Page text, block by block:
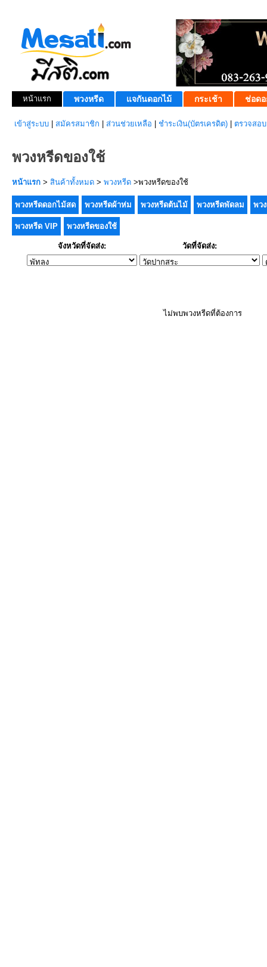
หน้าแรก พวงหรีด แจกันดอกไม้ กระเช้า ช่อดอ
เข้าสู่ระบบ สมัครสมาชิก ส่วนช่วยเหลือ ชำระเงิน(บัตรเครดิต) ตรวจสอ
พวงหรีดของใช้
หน้าแรก > สินค้าทั้งหมด > พวงหรีด >พวงหรีดของใช้
พวงหรีดดอกไม้สด พวงหรีดผ้าห่ม พวงหรีดต้นไม้ พวงหรีดพัดลม พว
พวงหรีด VIP พวงหรีดของใช้
จังหวัดที่จัดส่ง: วัดที่จัดส่ง:
ไม่พบพวงหรีดที่ต้องการ